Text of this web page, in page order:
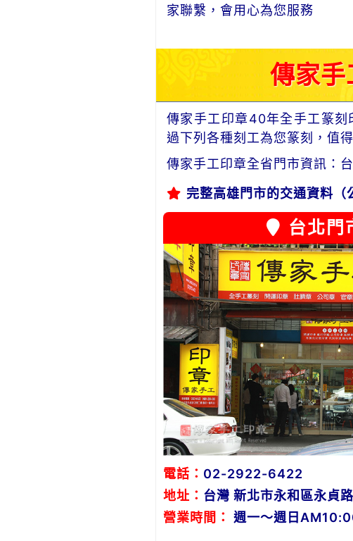
家聯繫，會用心為您服務
傳家
傳家手工印章40年全手工篆
過下列各種刻工為您篆刻，值
傳家手工印章全省門市資訊：
完整高雄門市的交通資料（
台北門
電話： 02-2922-6422
地址： 台灣 新北市永和區永貞
營業時間：
週一～週日